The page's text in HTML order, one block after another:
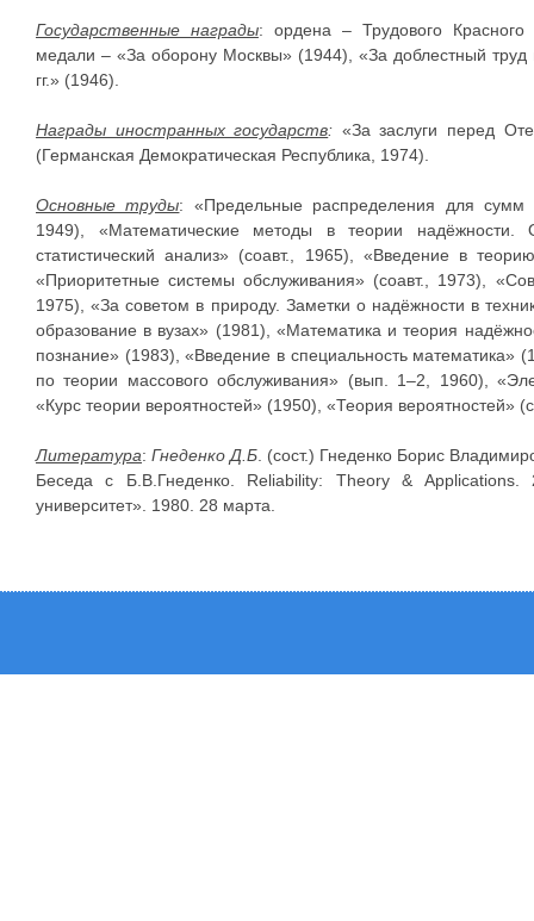
Государственные награды: ордена – Трудового
медали – «За оборону Москвы» (1944), «За доблестный
гг.» (1946).
Награды иностранных государств: «За заслуги перед
(Германская Демократическая Республика, 1974).
Основные труды: «Предельные распределения для сумм
1949), «Математические методы в теории надёжности.
статистический анализ» (соавт., 1965), «Введение в
«Приоритетные системы обслуживания» (соавт., 1973),
1975), «За советом в природу. Заметки о надёжности в
образование в вузах» (1981), «Математика и теория
познание» (1983), «Введение в специальность математика»
по теории массового обслуживания» (вып. 1–2, 1960),
«Курс теории вероятностей» (1950), «Теория вероятностей»
Литература: Гнеденко Д.Б . (сост.) Гнеденко Борис
Беседа с Б.В.Гнеденко. Reliability: Theory &
университет». 1980. 28 марта.